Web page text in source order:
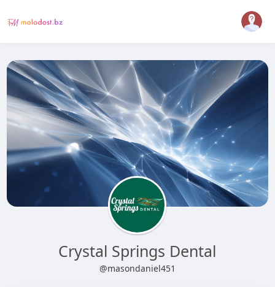
Crystal Springs Dental
@masondaniel451